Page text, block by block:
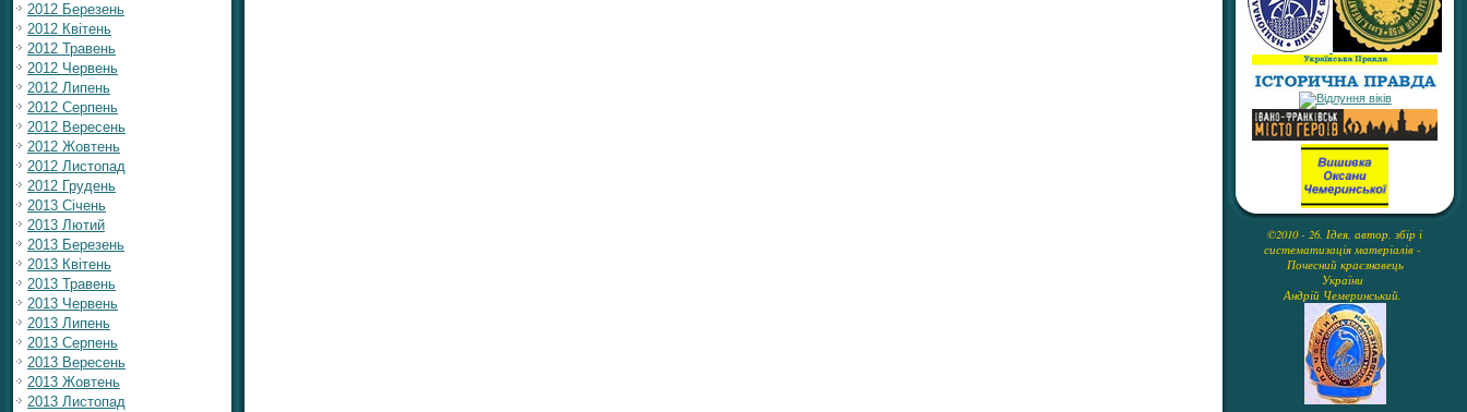
2012 Березень
2012 Квітень
2012 Травень
2012 Червень
2012 Липень
2012 Серпень
2012 Вересень
2012 Жовтень
2012 Листопад
2012 Грудень
2013 Січень
2013 Лютий
2013 Березень
2013 Квітень
2013 Травень
2013 Червень
2013 Липень
2013 Серпень
2013 Вересень
2013 Жовтень
2013 Листопад
©2010 - 26. Ідея, автор, збір і
систематизація матеріалів -
Почесний краєзнавець
України
Андрій Чемеринський.